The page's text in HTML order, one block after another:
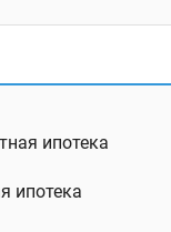
ипотека
ипотека